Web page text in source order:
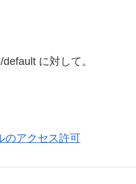
に対して。
のアクセス許可